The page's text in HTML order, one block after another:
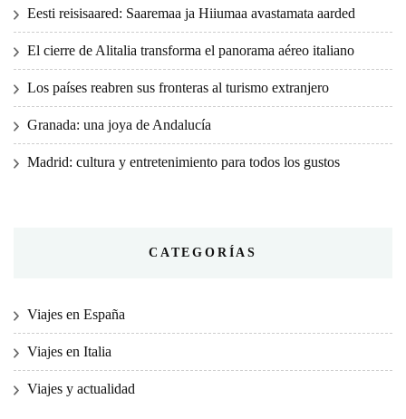
Eesti reisisaared: Saaremaa ja Hiiumaa avastamata aarded
El cierre de Alitalia transforma el panorama aéreo italiano
Los países reabren sus fronteras al turismo extranjero
Granada: una joya de Andalucía
Madrid: cultura y entretenimiento para todos los gustos
CATEGORÍAS
Viajes en España
Viajes en Italia
Viajes y actualidad